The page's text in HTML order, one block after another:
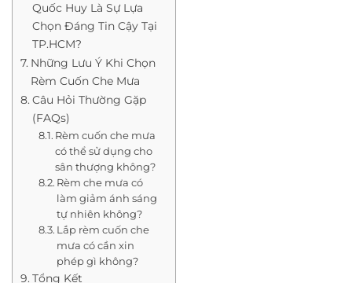
Quốc Huy Là Sự Lựa
Chọn Đáng Tin Cậy Tại
TP.HCM?
Những Lưu Ý Khi Chọn
Rèm Cuốn Che Mưa
Câu Hỏi Thường Gặp
(FAQs)
Rèm cuốn che mưa
có thể sử dụng cho
sân thượng không?
Rèm che mưa có
làm giảm ánh sáng
tự nhiên không?
Lắp rèm cuốn che
mưa có cần xin
phép gì không?
Tổng Kết